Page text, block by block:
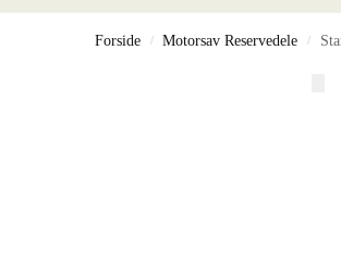
Forside / Motorsav Reservedele /